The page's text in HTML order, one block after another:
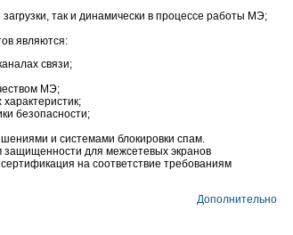
так и динамически в процессе работы МЭ;
являются:
связи;
МЭ;
безопасности;
и системами блокировки спам.
защищенности для межсетевых экранов
на соответствие требованиям
Дополнительно